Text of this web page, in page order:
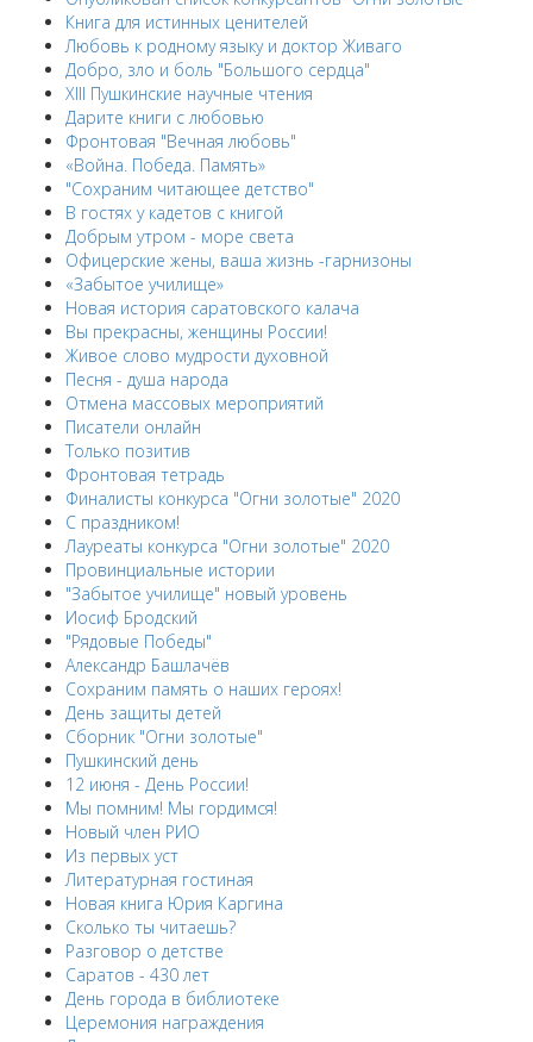
Книга для истинных ценителей
Любовь к родному языку и доктор Живаго
Добро, зло и боль "Большого сердца"
XIII Пушкинские научные чтения
Дарите книги с любовью
Фронтовая "Вечная любовь"
«Война. Победа. Память»
"Сохраним читающее детство"
В гостях у кадетов с книгой
Добрым утром - море света
Офицерские жены, ваша жизнь -гарнизоны
«Забытое училище»
Новая история саратовского калача
Вы прекрасны, женщины России!
Живое слово мудрости духовной
Песня - душа народа
Отмена массовых мероприятий
Писатели онлайн
Только позитив
Фронтовая тетрадь
Финалисты конкурса "Огни золотые" 2020
С праздником!
Лауреаты конкурса "Огни золотые" 2020
Провинциальные истории
"Забытое училище" новый уровень
Иосиф Бродский
"Рядовые Победы"
Александр Башлачёв
Сохраним память о наших героях!
День защиты детей
Сборник "Огни золотые"
Пушкинский день
12 июня - День России!
Мы помним! Мы гордимся!
Новый член РИО
Из первых уст
Литературная гостиная
Новая книга Юрия Каргина
Сколько ты читаешь?
Разговор о детстве
Саратов - 430 лет
День города в библиотеке
Церемония награждения